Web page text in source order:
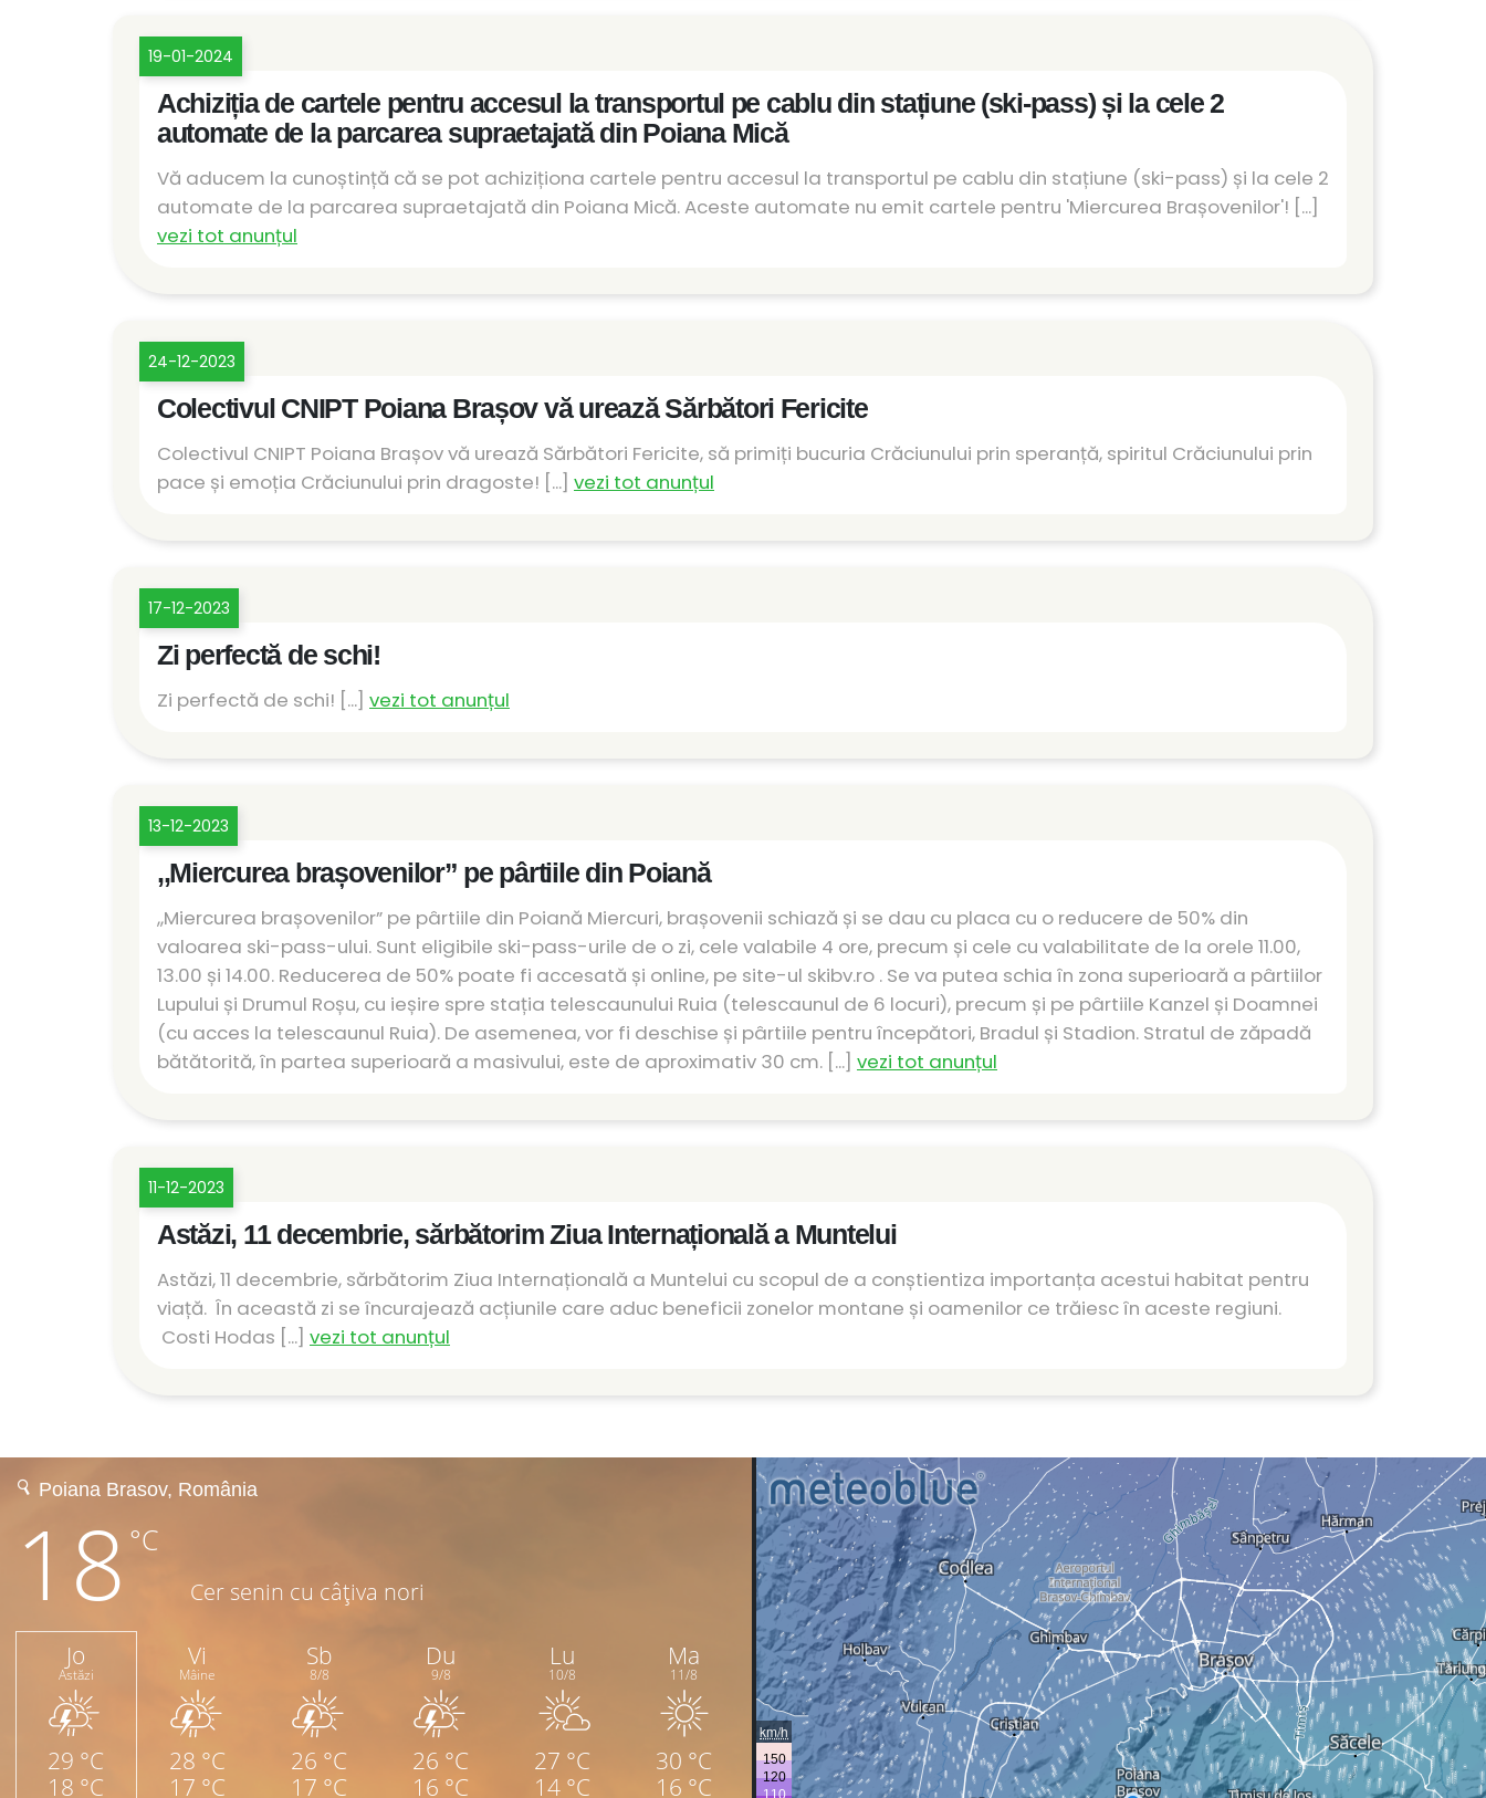
19-01-2024
Achiziția de cartele pentru accesul la transportul pe cablu din stațiune (ski-pass) și la cele 2
automate de la parcarea supraetajată din Poiana Mică
Vă aducem la cunoștință că se pot achiziționa cartele pentru accesul la transportul pe cablu din stațiune (ski-pass) și la cele 2
automate de la parcarea supraetajată din Poiana Mică. Aceste automate nu emit cartele pentru 'Miercurea Brașovenilor'! [...]
vezi tot anunțul
24-12-2023
Colectivul CNIPT Poiana Brașov vă urează Sărbători Fericite
Colectivul CNIPT Poiana Brașov vă urează Sărbători Fericite, să primiți bucuria Crăciunului prin speranță, spiritul Crăciunului prin
pace și emoția Crăciunului prin dragoste! [...] vezi tot anunțul
17-12-2023
Zi perfectă de schi!
Zi perfectă de schi! [...] vezi tot anunțul
13-12-2023
,,Miercurea brașovenilor” pe pârtiile din Poiană
,,Miercurea brașovenilor” pe pârtiile din Poiană Miercuri, brașovenii schiază și se dau cu placa cu o reducere de 50% din
valoarea ski-pass-ului. Sunt eligibile ski-pass-urile de o zi, cele valabile 4 ore, precum și cele cu valabilitate de la orele 11.00,
13.00 și 14.00. Reducerea de 50% poate fi accesată și online, pe site-ul skibv.ro . Se va putea schia în zona superioară a pârtiilor
Lupului și Drumul Roșu, cu ieșire spre stația telescaunului Ruia (telescaunul de 6 locuri), precum și pe pârtiile Kanzel și Doamnei
(cu acces la telescaunul Ruia). De asemenea, vor fi deschise și pârtiile pentru începători, Bradul și Stadion. Stratul de zăpadă
bătătorită, în partea superioară a masivului, este de aproximativ 30 cm. [...] vezi tot anunțul
11-12-2023
Astăzi, 11 decembrie, sărbătorim Ziua Internațională a Muntelui
Astăzi, 11 decembrie, sărbătorim Ziua Internațională a Muntelui cu scopul de a conștientiza importanța acestui habitat pentru
viață. În această zi se încurajează acțiunile care aduc beneficii zonelor montane și oamenilor ce trăiesc în aceste regiuni.
Costi Hodas [...] vezi tot anunțul